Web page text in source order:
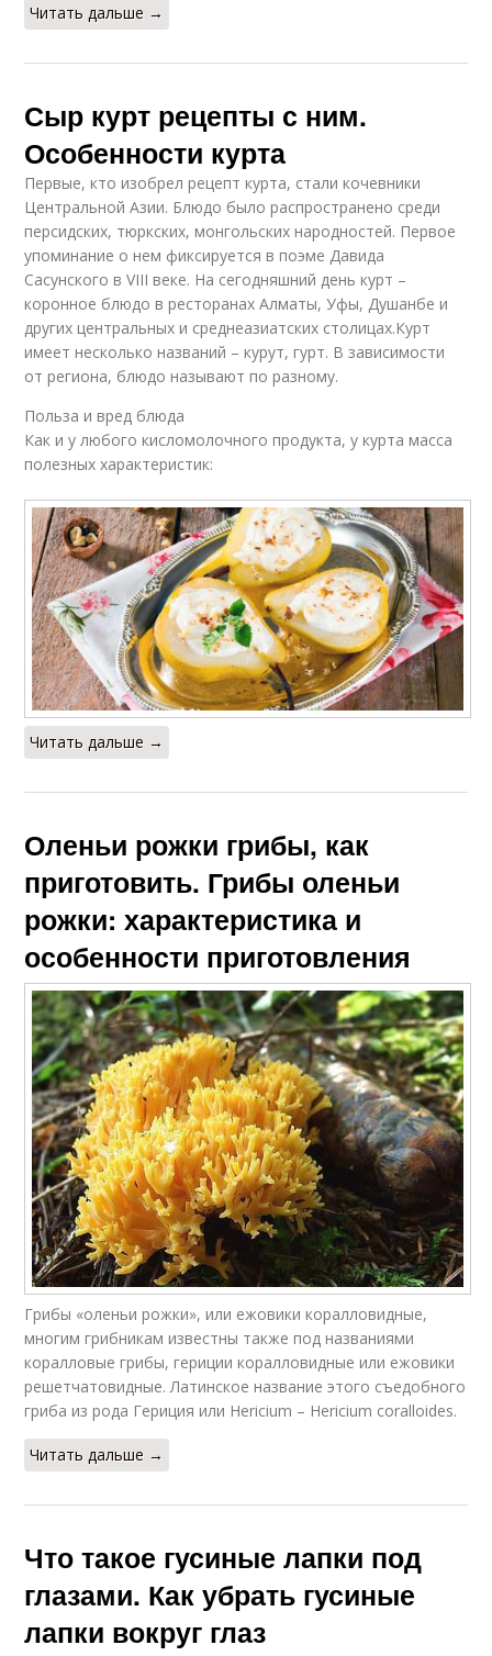
Читать дальше →
Сыр курт рецепты с ним.
Особенности курта
Первые, кто изобрел рецепт курта, стали кочевники
Центральной Азии. Блюдо было распространено среди
персидских, тюркских, монгольских народностей. Первое
упоминание о нем фиксируется в поэме Давида
Сасунского в VIII веке. На сегодняшний день курт –
коронное блюдо в ресторанах Алматы, Уфы, Душанбе и
других центральных и среднеазиатских столицах.Курт
имеет несколько названий – курут, гурт. В зависимости
от региона, блюдо называют по разному.
Польза и вред блюда
Как и у любого кисломолочного продукта, у курта масса
полезных характеристик:
Читать дальше →
Оленьи рожки грибы, как
приготовить. Грибы оленьи
рожки: характеристика и
особенности приготовления
Грибы «оленьи рожки», или ежовики коралловидные,
многим грибникам известны также под названиями
коралловые грибы, гериции коралловидные или ежовики
решетчатовидные. Латинское название этого съедобного
гриба из рода Гериция или Hericium – Hericium coralloides.
Читать дальше →
Что такое гусиные лапки под
глазами. Как убрать гусиные
лапки вокруг глаз